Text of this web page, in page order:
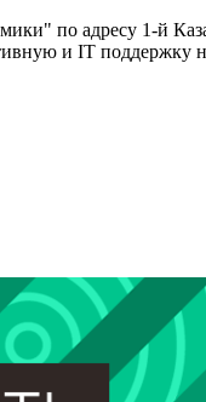
по адресу 1-й
и IT поддержку